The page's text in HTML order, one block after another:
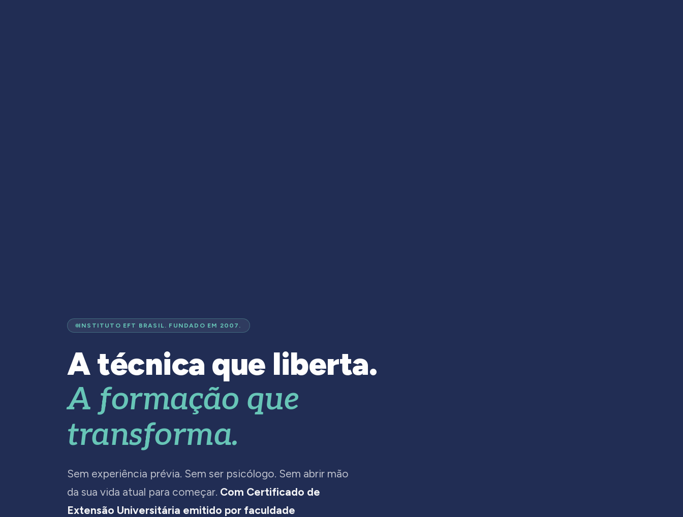
INSTITUTO EFT BRASIL. FUNDADO EM 2007.
A técnica que liberta.
A formação que
transforma.
Sem experiência prévia. Sem ser psicólogo. Sem abrir mão
da sua vida atual para começar. Com Certificado de
Extensão Universitária emitido por faculdade